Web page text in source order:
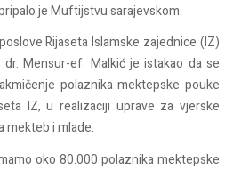
je Muftijstvu sarajevskom.
Rijaseta Islamske zajednice (IZ)
Mensur-ef. Malkić je istakao da se
polaznika mektepske pouke
IZ, u realizaciji uprave za vjerske
mekteb i mlade.
oko 80.000 polaznika mektepske